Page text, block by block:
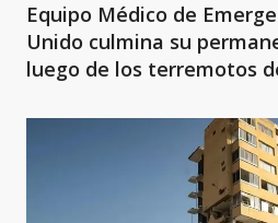
Equipo Médico de
Unido culmina su
luego de los terremotos